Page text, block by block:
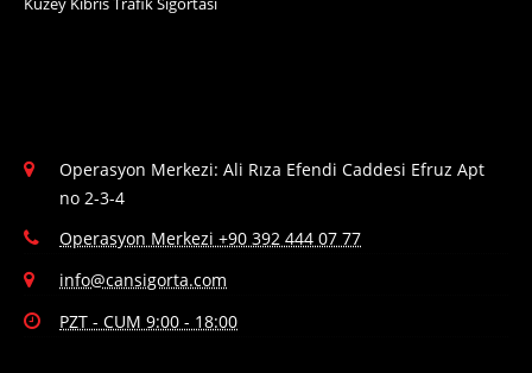
Operasyon Merkezi: Ali Rıza Efendi Caddesi Efruz Apt
no 2-3-4
Operasyon Merkezi +90 392 444 07 77
info@cansigorta.com
PZT - CUM 9:00 - 18:00